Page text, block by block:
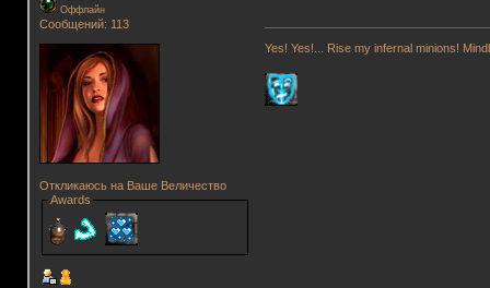
Оффлайн
Сообщений: 113
Откликаюсь на Ваше Величество
Awards
Yes! Yes!... Rise my infernal minions!